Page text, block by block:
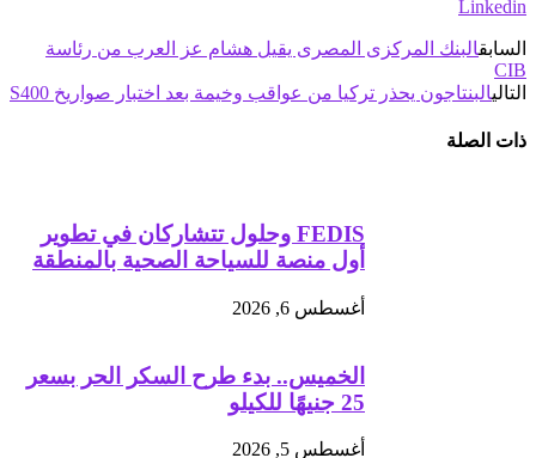
Linkedin
السابقالبنك المركزى المصرى يقيل هشام عز العرب من رئاسة
CIB
التاليالبنتاجون يحذر تركيا من عواقب وخيمة‎ بعد اختبار صواريخ S400
ذات الصلة
FEDIS وحلول تتشاركان في تطوير
أول منصة للسياحة الصحية بالمنطقة
أغسطس 6, 2026
الخميس.. بدء طرح السكر الحر بسعر
25 جنيهًا للكيلو
أغسطس 5, 2026